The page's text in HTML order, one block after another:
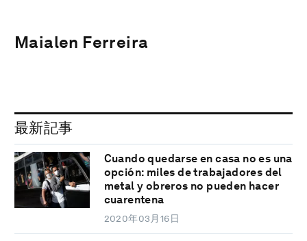
Maialen Ferreira
最新記事
Cuando quedarse en casa no es una
opción: miles de trabajadores del
metal y obreros no pueden hacer
cuarentena
2020年03月16日